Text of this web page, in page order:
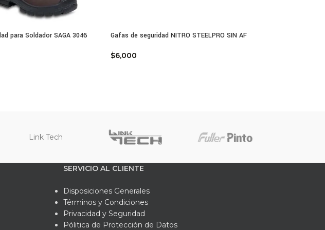
para Soldador SAGA 3046 Gafas de seguridad NITRO STEELPRO SIN AF
$6,000
Link Tech
SERVICIO AL CLIENTE
Disposiciones Generales
Términos y Condiciones
Privacidad y Seguridad
Pólitica de Protección de Datos